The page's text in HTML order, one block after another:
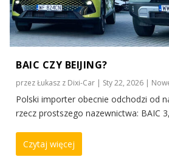
BAIC CZY BEIJING?
przezŁukasz z Dixi-Car | Sty 22, 2026 |
Polski importer obecnie odchodzi od
rzecz prostszego nazewnictwa: BAIC
Czytaj więcej